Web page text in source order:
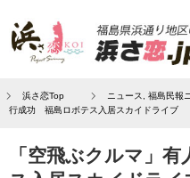
浜さ恋Top ニュース 福島民報
行成功 福島ロボテス入居スカイドライブ
「空飛ぶクルマ」